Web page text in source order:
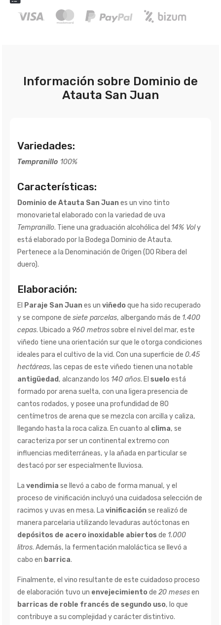
Información sobre Dominio de
Atauta San Juan
Variedades:
Tempranillo 100%
Características:
Dominio de Atauta San Juanes un vino tinto
monovarietal elaborado con la variedad de uva
Tempranillo. Tiene una graduación alcohólica del 14% Voly
está elaborado por la Bodega Dominio de Atauta.
Pertenece a la Denominación de Origen (DO Ribera del
duero).
Elaboración:
El Paraje San Juanes un viñedoque ha sido recuperado
y se compone de siete parcelas, albergando más de 1.400
cepas. Ubicado a 960 metrossobre el nivel del mar, este
viñedo tiene una orientación sur que le otorga condiciones
ideales para el cultivo de la vid. Con una superficie de 0.45
hectáreas, las cepas de este viñedo tienen una notable
antigüedad , alcanzando los 140 años. El sueloestá
formado por arena suelta, con una ligera presencia de
cantos rodados, y posee una profundidad de 80
centímetros de arena que se mezcla con arcilla y caliza,
llegando hasta la roca caliza. En cuanto al clima, se
caracteriza por ser un continental extremo con
influencias mediterráneas, y la añada en particular se
destacó por ser especialmente lluviosa.
La vendimia se llevó a cabo de forma manual, y el
proceso de vinificación incluyó una cuidadosa selección de
racimos y uvas en mesa. La vinificaciónse realizó de
manera parcelaria utilizando levaduras autóctonas en
depósitos de acero inoxidable abiertos de 1.000
litros. Además, la fermentación maloláctica se llevó a
cabo en barrica.
Finalmente, el vino resultante de este cuidadoso proceso
de elaboración tuvo un envejecimientode 20 mesesen
barricas de roble francés de segundo uso, lo que
contribuye a su complejidad y carácter distintivo.